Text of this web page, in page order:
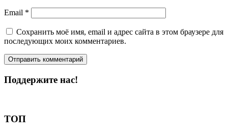
Email *
Сохранить моё имя, email и адрес сайта в этом браузере для
последующих моих комментариев.
Поддержите нас!
ТОП